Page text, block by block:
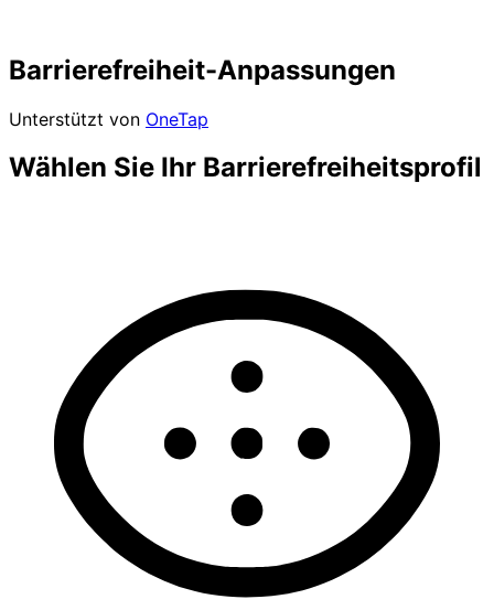
Barrierefreiheit-Anpassungen
Unterstützt von OneTap
Wählen Sie Ihr Barrierefreiheitsprofil